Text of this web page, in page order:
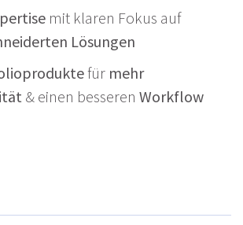
mit klaren Fokus auf
Lösungen
für mehr
& einen besseren Workflow